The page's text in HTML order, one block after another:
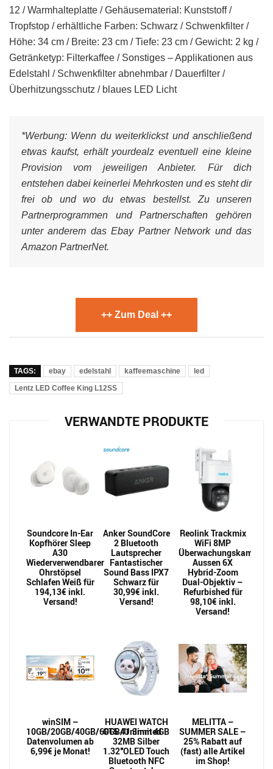
12 / Warmhalteplatte / Gehäusematerial: Kunststoff /
Tropfstop / erhältliche Farben: Schwarz / Schwenkfilter /
Höhe: 34 cm / Breite: 23 cm / Tiefe: 23 cm / Gewicht: 2 kg /
Getränketyp: Filterkaffee / Sonstiges – Applikationen aus
Edelstahl / Schwenkfilter abnehmbar / Dauerfilter /
Überhitzungsschutz / blaues LED Licht
*Werbung: Wenn du weiterklickst und anschließend
etwas kaufst, erhält yourdealz eventuell eine kleine
Provision vom jeweiligen Anbieter. Für dich
entstehen dabei keinerlei Mehrkosten und es steht dir
frei ob und wo du etwas bestellst. Zu unseren
Partnerprogrammen und Partnerschaften gehören
unter anderem das Ebay Partner Network und das
Amazon PartnerNet.
++ Zum Deal ++
TAGS: ebay edelstahl kaffeemaschine
led
Lentz LED Coffee King L12SS
VERWANDTE PRODUKTE
Soundcore In-Ear
Kopfhörer Sleep
A30
Wiederverwendbarer
Ohrstöpsel
Schlafen Weiß für
194,13€ inkl.
Versand!
Anker SoundCore
2 Bluetooth
Lautsprecher
Fantastischer
Sound Bass IPX7
Schwarz für
30,99€ inkl.
Versand!
Reolink Trackmix
WiFi 8MP
Überwachungskamera
Aussen 6X
Hybrid-Zoom
Dual-Objektiv –
Refurbished für
98,10€ inkl.
Versand!
winSIM –
10GB/20GB/40GB/60GB/Unlimited
Datenvolumen ab
6,99€ je Monat!
HUAWEI WATCH
GT5 41.3mm 4GB
32MB Silber
1.32″OLED Touch
Bluetooth NFC
MELITTA –
SUMMER SALE –
25% Rabatt auf
(fast) alle Artikel
im Shop!